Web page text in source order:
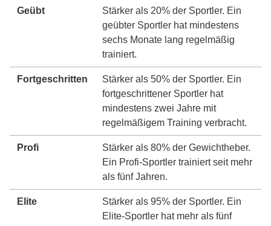
Geübt
Stärker als 20% der Sportler. Ein
geübter Sportler hat mindestens
sechs Monate lang regelmäßig
trainiert.
Fortgeschritten
Stärker als 50% der Sportler. Ein
fortgeschrittener Sportler hat
mindestens zwei Jahre mit
regelmäßigem Training verbracht.
Profi
Stärker als 80% der Gewichtheber.
Ein Profi-Sportler trainiert seit mehr
als fünf Jahren.
Elite
Stärker als 95% der Sportler. Ein
Elite-Sportler hat mehr als fünf